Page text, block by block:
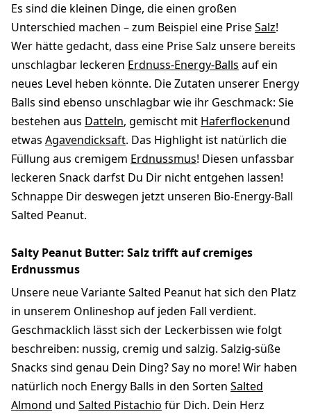
Es sind die kleinen Dinge, die einen großen
Unterschied machen – zum Beispiel eine PriseSalz!
Wer hätte gedacht, dass eine Prise Salz unsere bereits
unschlagbar leckeren Erdnuss-Energy-Balls auf ein
neues Level heben könnte. Die Zutaten unserer Energy
Balls sind ebenso unschlagbar wie ihr Geschmack: Sie
bestehen aus Datteln, gemischt mit Haferflockenund
etwas Agavendicksaft. Das Highlight ist natürlich die
Füllung aus cremigem Erdnussmus! Diesen unfassbar
leckeren Snack darfst Du Dir nicht entgehen lassen!
Schnappe Dir deswegen jetzt unseren Bio-Energy-Ball
Salted Peanut.
Salty Peanut Butter: Salz trifft auf cremiges
Erdnussmus
Unsere neue Variante Salted Peanut hat sich den Platz
in unserem Onlineshop auf jeden Fall verdient.
Geschmacklich lässt sich der Leckerbissen wie folgt
beschreiben: nussig, cremig und salzig. Salzig-süße
Snacks sind genau Dein Ding? Say no more! Wir haben
natürlich noch Energy Balls in den Sorten Salted
Almond und Salted Pistachio für Dich. Dein Herz